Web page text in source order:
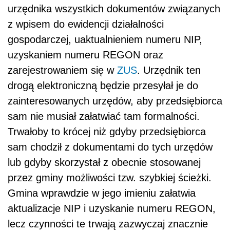
urzędnika wszystkich dokumentów związanych
z wpisem do ewidencji działalności
gospodarczej, uaktualnieniem numeru NIP,
uzyskaniem numeru REGON oraz
zarejestrowaniem się w ZUS. Urzędnik ten
drogą elektroniczną będzie przesyłał je do
zainteresowanych urzędów, aby przedsiębiorca
sam nie musiał załatwiać tam formalności.
Trwałoby to krócej niż gdyby przedsiębiorca
sam chodził z dokumentami do tych urzędów
lub gdyby skorzystał z obecnie stosowanej
przez gminy możliwości tzw. szybkiej ścieżki.
Gmina wprawdzie w jego imieniu załatwia
aktualizacje NIP i uzyskanie numeru REGON,
lecz czynności te trwają zazwyczaj znacznie